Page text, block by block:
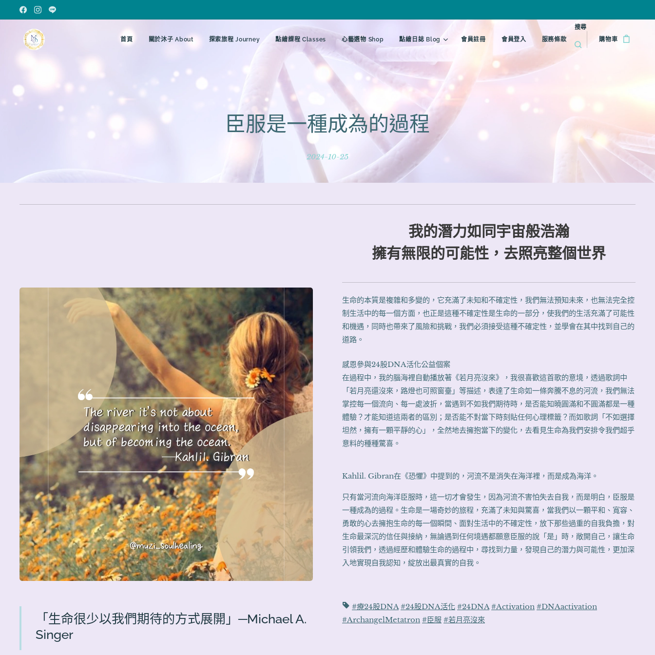
首頁 關於沐子 About 探索旅程 Journey 點繪課程 Classes 心藝選物 Shop 點繪日誌 Blog 會員註冊 會員登入 服務條款
搜尋
購物車
臣服是一種成為的過程
2024-10-25
「生命很少以我們期待的方式展開」─Michael A.
Singer
我的潛力如同宇宙般浩瀚
擁有無限的可能性，去照亮整個世界
生命的本質是複雜和多變的，它充滿了未知和不確定性，我們無法預知未來，也無法完全控
制生活中的每一個方面，也正是這種不確定性是生命的一部分，使我們的生活充滿了可能性
和機遇，同時也帶來了風險和挑戰，我們必須接受這種不確定性，並學會在其中找到自己的
道路。
感恩參與24股DNA活化公益個案
在過程中，我的腦海裡自動播放著《若月亮沒來》，我很喜歡這首歌的意境，透過歌詞中
「若月亮還沒來，路燈也可照窗臺」等描述，表達了生命如一條奔騰不息的河流，我們無法
掌控每一個流向、每一處波折，當遇到不如我們期待時，是否能知曉圓滿和不圓滿都是一種
體驗？才能知道這兩者的區別；是否能不對當下時刻貼任何心理標籤？而如歌詞「不如選擇
坦然，擁有一顆平靜的心」，全然地去擁抱當下的變化，去看見生命為我們安排令我們超乎
意料的種種驚喜。
Kahlil. Gibran在《恐懼》中提到的，河流不是消失在海洋裡，而是成為海洋。
只有當河流向海洋臣服時，這一切才會發生，因為河流不害怕失去自我，而是明白，臣服是
一種成為的過程。生命是一場奇妙的旅程，充滿了未知與驚喜，當我們以一顆平和、寬容、
勇敢的心去擁抱生命的每一個瞬間、面對生活中的不確定性，放下那些過重的自我負擔，對
生命最深沉的信任與接納，無論遇到任何境遇都願意臣服的說「是」時，敞開自己，讓生命
引領我們，透過經歷和體驗生命的過程中，尋找到力量，發現自己的潛力與可能性，更加深
入地實現自我認知，綻放出最真實的自我。
#療24股DNA #24股DNA活化 #24DNA #Activation #DNAactivation
#ArchangelMetatron #臣服 #若月亮沒來